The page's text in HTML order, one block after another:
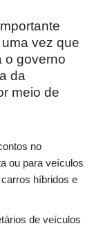
vez que
o governo
da
meio de
no
ou para veículos
híbridos e
de veículos